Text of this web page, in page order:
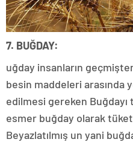
7. BUĞDAY:
uğday insanların
besin maddeleri arasında
edilmesi gereken
esmer buğday olarak
Beyazlatılmış un yani